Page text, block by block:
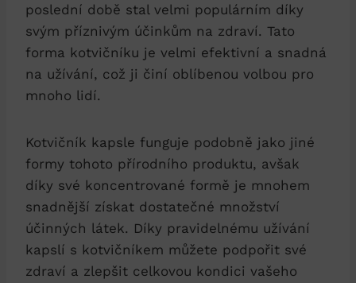
poslední době stal velmi populárním díky
svým příznivým účinkům na zdraví. Tato
forma kotvičníku je velmi efektivní a snadná
na užívání, což ji činí oblíbenou volbou pro
mnoho lidí.
Kotvičník kapsle funguje podobně jako jiné
formy tohoto přírodního produktu, avšak
díky své koncentrované formě je mnohem
snadnější získat dostatečné množství
účinných látek. Díky pravidelnému užívání
kapslí s kotvičníkem můžete podpořit své
zdraví a zlepšit celkovou kondici vašeho